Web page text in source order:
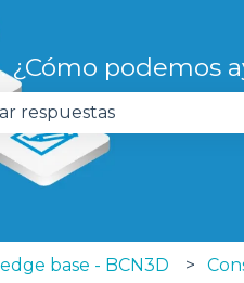
¿Cómo podemos
sugerencias porque el
base - BCN3D